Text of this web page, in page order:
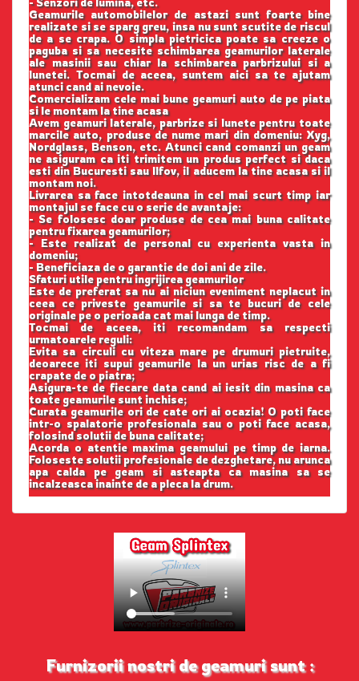
- Senzori de lumina, etc.
Geamurile automobilelor de astazi sunt foarte bine
realizate si se sparg greu, insa nu sunt scutite de riscul
de a se crapa. O simpla pietricica poate sa creeze o
paguba si sa necesite schimbarea geamurilor laterale
ale masinii sau chiar la schimbarea parbrizului si a
lunetei. Tocmai de aceea, suntem aici sa te ajutam
atunci cand ai nevoie.
Comercializam cele mai bune geamuri auto de pe piata
si le montam la tine acasa
Avem geamuri laterale, parbrize si lunete pentru toate
marcile auto, produse de nume mari din domeniu: Xyg,
Nordglass, Benson, etc. Atunci cand comanzi un geam
ne asiguram ca iti trimitem un produs perfect si daca
esti din Bucuresti sau Ilfov, il aducem la tine acasa si il
montam noi.
Livrarea sa face intotdeauna in cel mai scurt timp iar
montajul se face cu o serie de avantaje:
- Se folosesc doar produse de cea mai buna calitate
pentru fixarea geamurilor;
- Este realizat de personal cu experienta vasta in
domeniu;
- Beneficiaza de o garantie de doi ani de zile.
Sfaturi utile pentru ingrijirea geamurilor
Este de preferat sa nu ai niciun eveniment neplacut in
ceea ce priveste geamurile si sa te bucuri de cele
originale pe o perioada cat mai lunga de timp.
Tocmai de aceea, iti recomandam sa respecti
urmatoarele reguli:
Evita sa circuli cu viteza mare pe drumuri pietruite,
deoarece iti supui geamurile la un urias risc de a fi
crapate de o piatra;
Asigura-te de fiecare data cand ai iesit din masina ca
toate geamurile sunt inchise;
Curata geamurile ori de cate ori ai ocazia! O poti face
intr-o spalatorie profesionala sau o poti face acasa,
folosind solutii de buna calitate;
Acorda o atentie maxima geamului pe timp de iarna.
Foloseste solutii profesionale de dezghetare, nu arunca
apa calda pe geam si asteapta ca masina sa se
incalzeasca inainte de a pleca la drum.
Furnizorii nostri de geamuri sunt :